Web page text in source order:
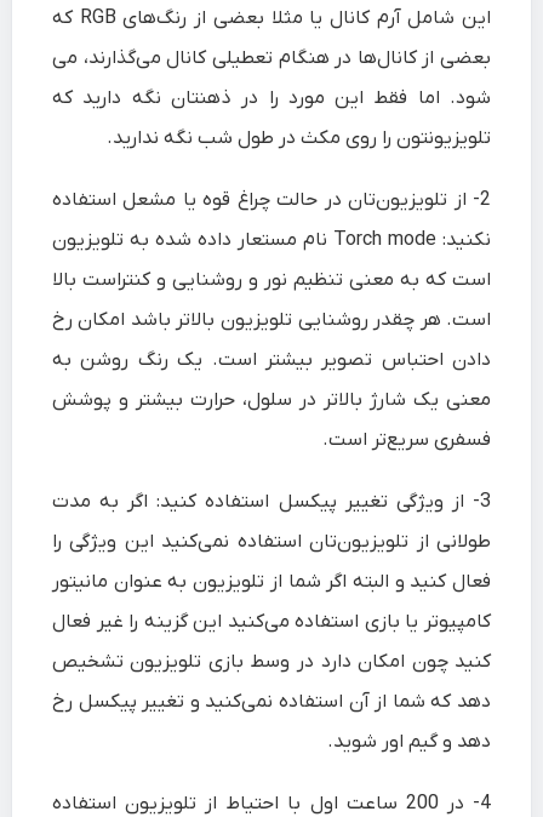
این شامل آرم کانال یا مثلا بعضی از رنگ‌های RGB که
بعضی از کانال‌ها در هنگام تعطیلی کانال می‌گذارند، می
شود. اما فقط این مورد را در ذهنتان نگه دارید که
تلویزیونتون را روی مکث در طول شب نگه ندارید.
2- از تلویزیون‌تان در حالت چراغ قوه یا مشعل استفاده
نکنید: Torch mode نام مستعار داده شده به تلویزیون
است که به معنی تنظیم نور و روشنایی و کنتراست بالا
است. هر چقدر روشنایی تلویزیون بالاتر باشد امکان رخ
دادن احتباس تصویر بیشتر است. یک رنگ روشن به
معنی یک شارژ بالاتر در سلول، حرارت بیشتر و پوشش
فسفری سریع‌تر است.
3- از ویژگی تغییر پیکسل استفاده کنید: اگر به مدت
طولانی از تلویزیون‌تان استفاده نمی‌کنید این ویژگی را
فعال کنید و البته اگر شما از تلویزیون به عنوان مانیتور
کامپیوتر یا بازی استفاده می‌کنید این گزینه را غیر فعال
کنید چون امکان دارد در وسط بازی تلویزیون تشخیص
دهد که شما از آن استفاده نمی‌کنید و تغییر پیکسل رخ
دهد و گیم اور شوید.
4- در 200 ساعت اول با احتیاط از تلویزیون استفاده